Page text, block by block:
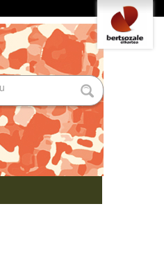
Tresna
pertsonalak